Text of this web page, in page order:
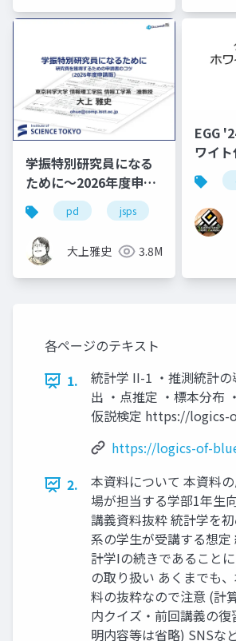
学振特別研究員になる
ために～2026年度申請
版
pd jsps
大上雅史 3.8M
EGG
ワイ
各ページのテキスト
1.
統計学 II-1 ・推測統計
出 ・点推定 ・標本分布
仮説検定 https://
https://logics-of-
2.
本資料について 本資料
場が担当する学部1年生
講義資料抜粋 統計学を
系の学生が受講する想定
計学Iの続きであること
の取り扱い あくまでも
料の抜粋なので注意 (計
内クイズ・前回講義の
明内容等は省略) SNSな